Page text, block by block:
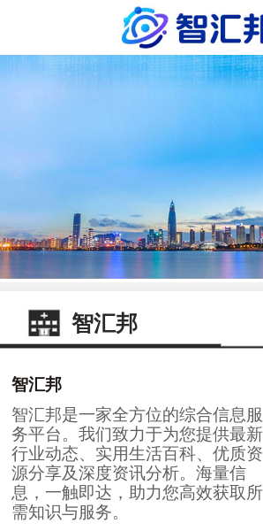
智汇邦
智汇邦
智汇邦是一家全方位的综合信息服
务平台。我们致力于为您提供最新
行业动态、实用生活百科、优质资
源分享及深度资讯分析。海量信
息，一触即达，助力您高效获取所
需知识与服务。